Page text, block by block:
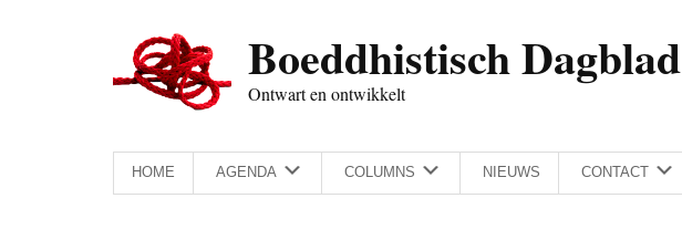
Boeddhistisch Dagblad
Ontwart en ontwikkelt
HOME AGENDA COLUMNS NIEUWS CONTACT